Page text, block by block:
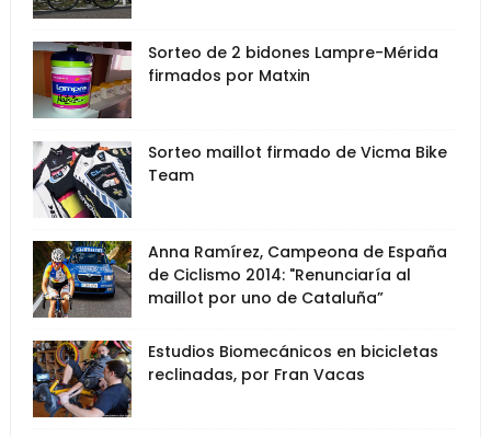
Sorteo de 2 bidones Lampre-Mérida
firmados por Matxin
Sorteo maillot firmado de Vicma Bike
Team
Anna Ramírez, Campeona de España
de Ciclismo 2014: "Renunciaría al
maillot por uno de Cataluña”
Estudios Biomecánicos en bicicletas
reclinadas, por Fran Vacas